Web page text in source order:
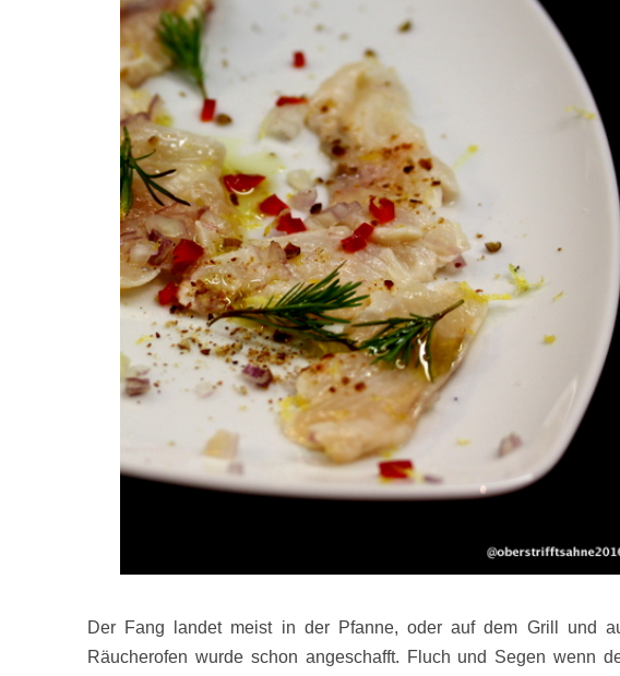
Der Fang landet meist in der Pfanne, oder auf dem Grill und
Räucherofen wurde schon angeschafft. Fluch und Segen wenn